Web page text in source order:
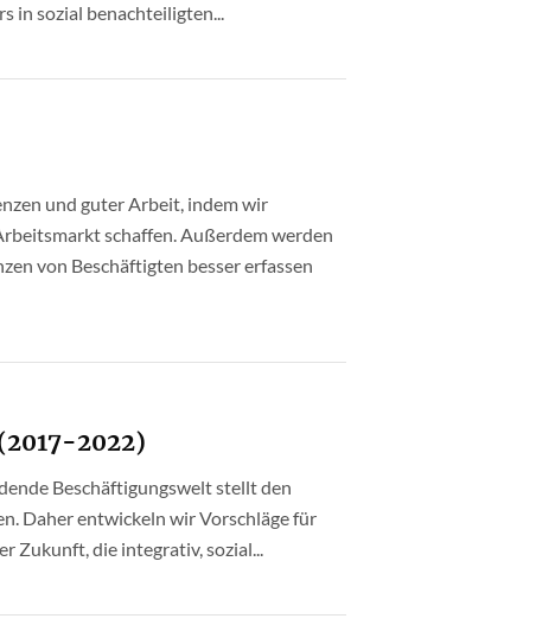
in sozial benachteiligten...
und guter Arbeit, indem wir
schaffen. Außerdem werden
von Beschäftigten besser erfassen
2022)
Beschäftigungswelt stellt den
Daher entwickeln wir Vorschläge für
Zukunft, die integrativ, sozial...